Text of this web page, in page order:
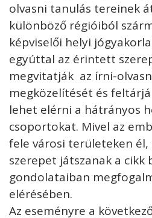
olvasni tanulás tereinek
különböző régióiból
képviselői helyi
egyúttal az érintett
megvitatják az írni-
megközelítését és
lehet elérni a hátrányos
csoportokat. Mivel az
fele városi területeken
szerepet játszanak a cikk
gondolataiban
elérésében.
Az eseményre a